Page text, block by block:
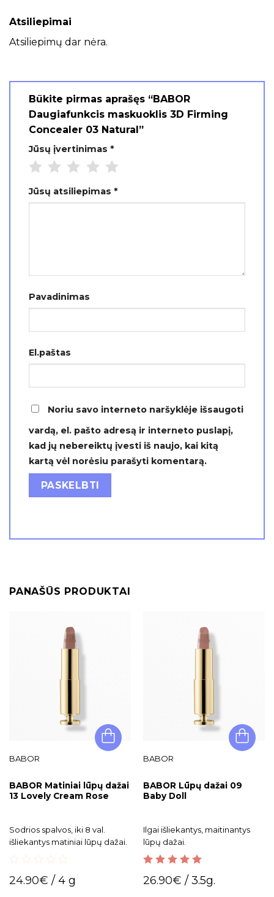
Atsiliepimai
Atsiliepimų dar nėra.
Būkite pirmas aprašęs “BABOR
Daugiafunkcis maskuoklis 3D Firming
Concealer 03 Natural”
Jūsų įvertinimas *
Jūsų atsiliepimas *
Pavadinimas
El.paštas
Noriu savo interneto naršyklėje išsaugoti
vardą, el. pašto adresą ir interneto puslapį,
kad jų nebereiktų įvesti iš naujo, kai kitą
kartą vėl norėsiu parašyti komentarą.
PANAŠŪS PRODUKTAI
BABOR
BABOR Matiniai lūpų dažai
13 Lovely Cream Rose
Sodrios spalvos, iki 8 val.
išliekantys matiniai lūpų dažai.
out
24.90€ / 4 g
BABOR
BABOR Lūpų dažai 09
Baby Doll
Ilgai išliekantys, maitinantys
lūpų dažai.
out of 5
26.90€ / 3.5g.